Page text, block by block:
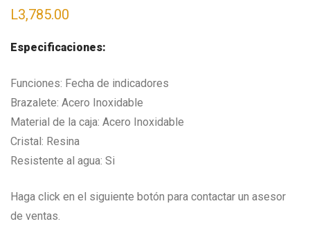
L3,785.00
Especificaciones:
Funciones: Fecha de indicadores
Brazalete: Acero Inoxidable
Material de la caja: Acero Inoxidable
Cristal: Resina
Resistente al agua: Si
Haga click en el siguiente botón para contactar un asesor
de ventas.